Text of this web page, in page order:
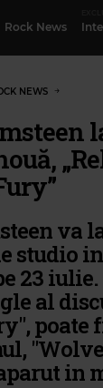
Rock News
NEWS
va
studio
23
al
poate
in